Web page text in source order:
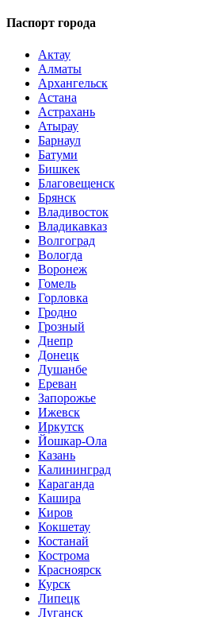
Паспорт города
Актау
Алматы
Архангельск
Астана
Астрахань
Атырау
Барнаул
Батуми
Бишкек
Благовещенск
Брянск
Владивосток
Владикавказ
Волгоград
Вологда
Воронеж
Гомель
Горловка
Гродно
Грозный
Днепр
Донецк
Душанбе
Ереван
Запорожье
Ижевск
Иркутск
Йошкар-Ола
Казань
Калининград
Караганда
Кашира
Киров
Кокшетау
Костанай
Кострома
Красноярск
Курск
Липецк
Луганск